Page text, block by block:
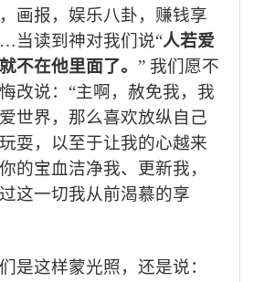
画报，娱乐八卦，赚钱享
…当读到神对我们说“人若爱
不在他里面了。 ” 我们愿不
改说：“主啊，赦免我，我
世界，那么喜欢放纵自己
耍，以至于让我的心越来
的宝血洁净我、更新我，
这一切我从前渴慕的享
是这样蒙光照，还是说：